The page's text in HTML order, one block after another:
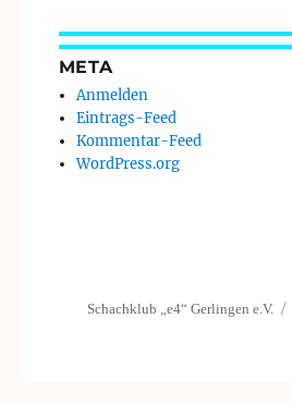
META
Anmelden
Eintrags-Feed
Kommentar-Feed
WordPress.org
Schachklub „e4“ Gerlingen e.V.